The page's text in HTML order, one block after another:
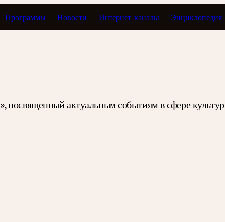
Программы Новости Интернет-каналы Энциклопедия
посвященный актуальным событиям в сфере